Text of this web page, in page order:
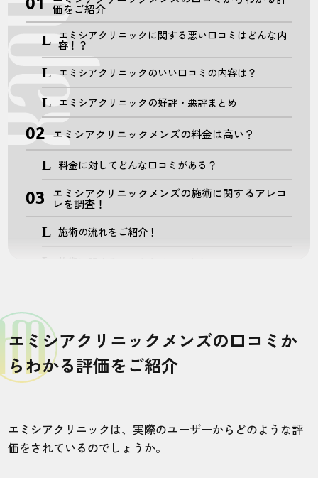
価をご紹介
エミシアクリニックに関する悪い口コミはどんな内
容！？
エミシアクリニックのいい口コミの内容は？
エミシアクリニックの好評・悪評まとめ
エミシアクリニックメンズの料金は高い？
料金に対してどんな口コミがある？
エミシアクリニックメンズの施術に関するアレコ
レを調査！
施術の流れをご紹介！
な特徴があるの？
ジェントルマックスプロ・プロプラスは効果あ
る？口コミを見てみよう！
ヒゲ脱毛の効果
VIO脱毛の効果
エミシアクリニックメンズの口コミか
らわかる評価をご紹介
エミシアクリニックは、実際のユーザーからどのような評
価をされているのでしょうか。